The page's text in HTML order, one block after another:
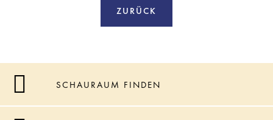
ZURÜCK
SCHAURAUM FINDEN